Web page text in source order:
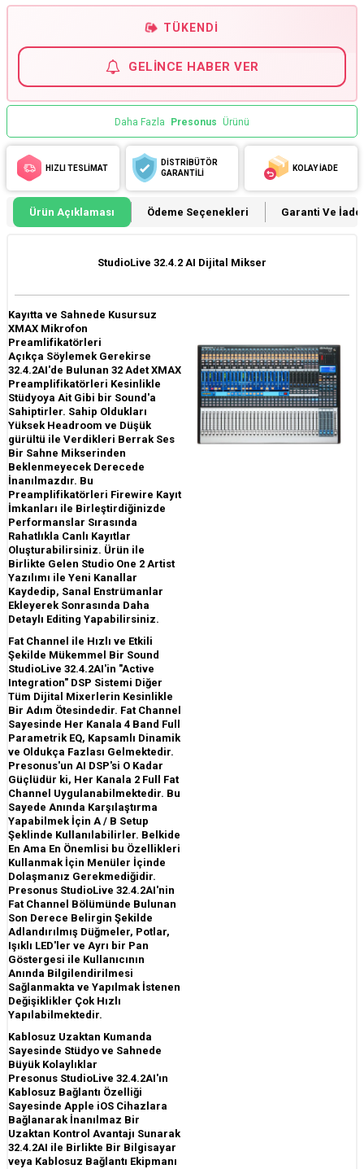
TÜKENDI
GELINCE HABER VER
Daha Fazla Presonus Ürünü
HIZLI TESLİMAT
DİSTRİBÜTÖR
GARANTİLİ
KOLAY İADE
Ürün Açıklaması Ödeme Seçenekleri Garanti Ve İade
StudioLive 32.4.2 AI Dijital Mikser
Kayıtta ve Sahnede Kusursuz
XMAX Mikrofon
Preamlifikatörleri
Açıkça Söylemek Gerekirse
32.4.2AI'de Bulunan 32 Adet XMAX
Preamplifikatörleri Kesinlikle
Stüdyoya Ait Gibi bir Sound'a
Sahiptirler. Sahip Oldukları
Yüksek Headroom ve Düşük
gürültü ile Verdikleri Berrak Ses
Bir Sahne Mikserinden
Beklenmeyecek Derecede
İnanılmazdır. Bu
Preamplifikatörleri Firewire Kayıt
İmkanları ile Birleştirdiğinizde
Performanslar Sırasında
Rahatlıkla Canlı Kayıtlar
Oluşturabilirsiniz. Ürün ile
Birlikte Gelen Studio One 2 Artist
Yazılımı ile Yeni Kanallar
Kaydedip, Sanal Enstrümanlar
Ekleyerek Sonrasında Daha
Detaylı Editing Yapabilirsiniz.
Fat Channel ile Hızlı ve Etkili
Şekilde Mükemmel Bir Sound
StudioLive 32.4.2AI'in "Active
Integration" DSP Sistemi Diğer
Tüm Dijital Mixerlerin Kesinlikle
Bir Adım Ötesindedir. Fat Channel
Sayesinde Her Kanala 4 Band Full
Parametrik EQ, Kapsamlı Dinamik
ve Oldukça Fazlası Gelmektedir.
Presonus'un AI DSP'si O Kadar
Güçlüdür ki, Her Kanala 2 Full Fat
Channel Uygulanabilmektedir. Bu
Sayede Anında Karşılaştırma
Yapabilmek İçin A / B Setup
Şeklinde Kullanılabilirler. Belkide
En Ama En Önemlisi bu Özellikleri
Kullanmak İçin Menüler İçinde
Dolaşmanız Gerekmediğidir.
Presonus StudioLive 32.4.2AI'nin
Fat Channel Bölümünde Bulunan
Son Derece Belirgin Şekilde
Adlandırılmış Düğmeler, Potlar,
Işıklı LED'ler ve Ayrı bir Pan
Göstergesi ile Kullanıcının
Anında Bilgilendirilmesi
Sağlanmakta ve Yapılmak İstenen
Değişiklikler Çok Hızlı
Yapılabilmektedir.
Kablosuz Uzaktan Kumanda
Sayesinde Stüdyo ve Sahnede
Büyük Kolaylıklar
Presonus StudioLive 32.4.2AI'ın
Kablosuz Bağlantı Özelliği
Sayesinde Apple iOS Cihazlara
Bağlanarak İnanılmaz Bir
Uzaktan Kontrol Avantajı Sunarak
32.4.2AI ile Birlikte Bir Bilgisayar
veya Kablosuz Bağlantı Ekipmanı